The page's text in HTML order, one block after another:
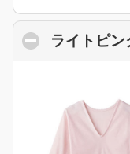
ライトピ